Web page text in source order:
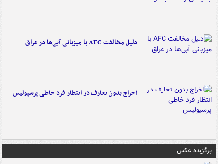
دلیل مخالفت AFC با میزبانی آبی‌ها در عراق
اخراج بدون تعارف در انتظار فرد خاطی پرسپولیس
برگزیده عکس